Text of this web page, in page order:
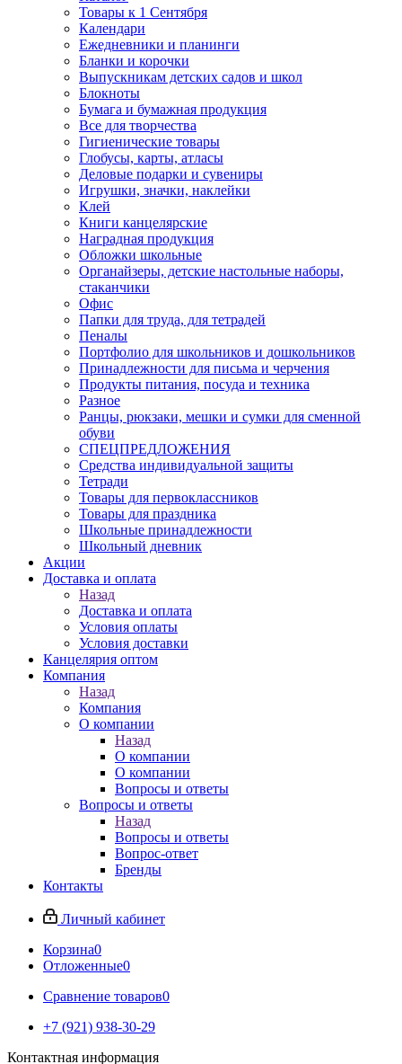
Товары к 1 Сентября
Календари
Ежедневники и планинги
Бланки и корочки
Выпускникам детских садов и школ
Блокноты
Бумага и бумажная продукция
Все для творчества
Гигиенические товары
Глобусы, карты, атласы
Деловые подарки и сувениры
Игрушки, значки, наклейки
Клей
Книги канцелярские
Наградная продукция
Обложки школьные
Органайзеры, детские настольные наборы,
стаканчики
Офис
Папки для труда, для тетрадей
Пеналы
Портфолио для школьников и дошкольников
Принадлежности для письма и черчения
Продукты питания, посуда и техника
Разное
Ранцы, рюкзаки, мешки и сумки для сменной
обуви
СПЕЦПРЕДЛОЖЕНИЯ
Средства индивидуальной защиты
Тетради
Товары для первоклассников
Товары для праздника
Школьные принадлежности
Школьный дневник
Акции
Доставка и оплата
Назад
Доставка и оплата
Условия оплаты
Условия доставки
Канцелярия оптом
Компания
Назад
Компания
О компании
Назад
О компании
О компании
Вопросы и ответы
Вопросы и ответы
Назад
Вопросы и ответы
Вопрос-ответ
Бренды
Контакты
Личный кабинет
Корзина0
Отложенные0
Сравнение товаров0
+7 (921) 938-30-29
Контактная информация